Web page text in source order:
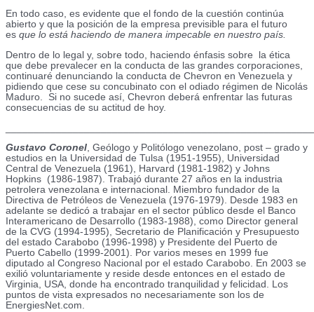
En todo caso, es evidente que el fondo de la cuestión continúa
abierto y que la posición de la empresa previsible para el futuro
es que lo está haciendo de manera impecable en nuestro país.
Dentro de lo legal y, sobre todo, haciendo énfasis sobre la ética
que debe prevalecer en la conducta de las grandes corporaciones,
continuaré denunciando la conducta de Chevron en Venezuela y
pidiendo que cese su concubinato con el odiado régimen de Nicolás
Maduro. Si no sucede así, Chevron deberá enfrentar las futuras
consecuencias de su actitud de hoy.
Gustavo Coronel, Geólogo y Politólogo venezolano, post – grado y
estudios en la Universidad de Tulsa (1951-1955), Universidad
Central de Venezuela (1961), Harvard (1981-1982) y Johns
Hopkins (1986-1987). Trabajó durante 27 años en la industria
petrolera venezolana e internacional. Miembro fundador de la
Directiva de Petróleos de Venezuela (1976-1979). Desde 1983 en
adelante se dedicó a trabajar en el sector público desde el Banco
Interamericano de Desarrollo (1983-1988), como Director general
de la CVG (1994-1995), Secretario de Planificación y Presupuesto
del estado Carabobo (1996-1998) y Presidente del Puerto de
Puerto Cabello (1999-2001). Por varios meses en 1999 fue
diputado al Congreso Nacional por el estado Carabobo. En 2003 se
exilió voluntariamente y reside desde entonces en el estado de
Virginia, USA, donde ha encontrado tranquilidad y felicidad. Los
puntos de vista expresados no necesariamente son los de
EnergiesNet.com.